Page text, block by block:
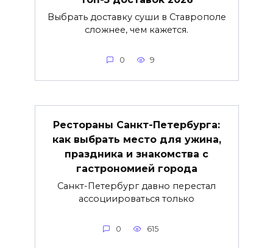
Выбрать доставку суши в Ставрополе
сложнее, чем кажется.
0 9
Рестораны Санкт-Петербурга:
как выбрать место для ужина,
праздника и знакомства с
гастрономией города
Санкт-Петербург давно перестал
ассоциироваться только
0 615